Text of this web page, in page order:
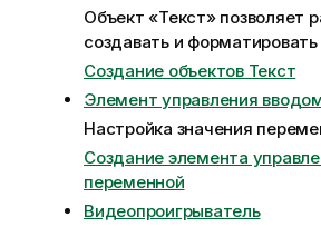
Объект «Текст» позволяет
создавать и форматировать
Создание объектов Текст
Элемент управления
Настройка значения
Создание элемента
переменной
Видеопроигрыватель